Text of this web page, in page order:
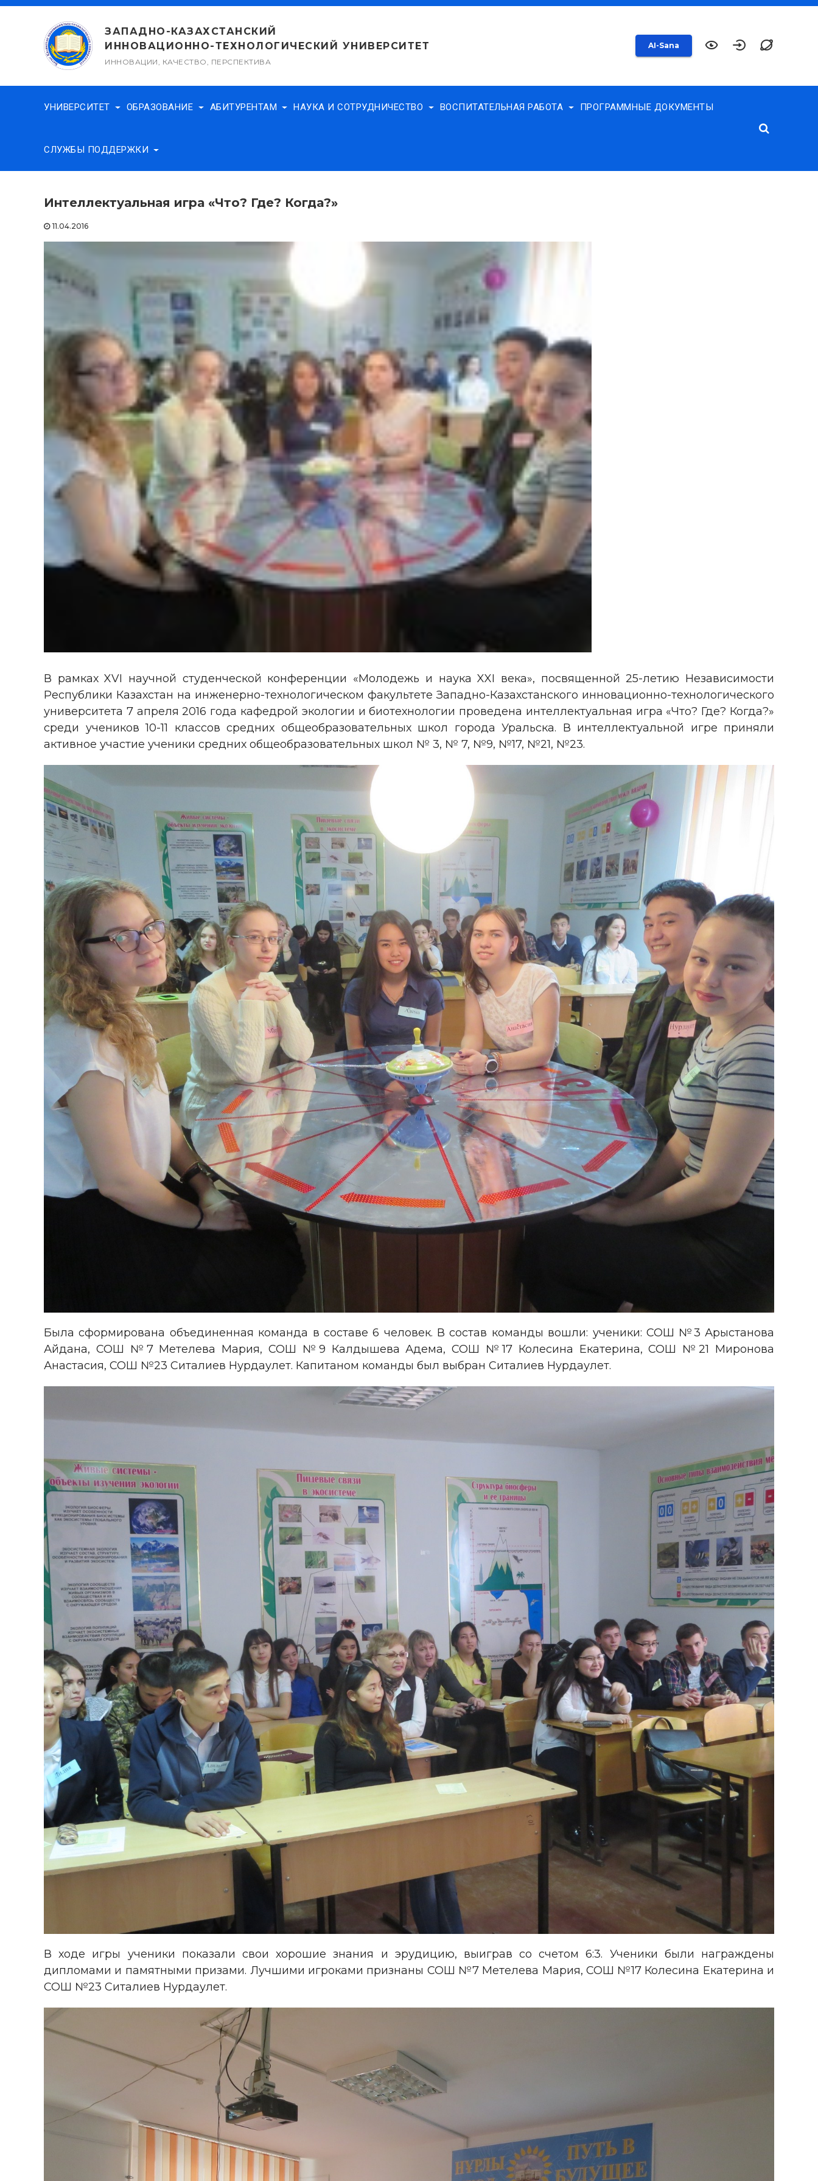
Перейти
содержимому
ЗАПАДНО-КАЗАХСТАНСКИЙ
ИННОВАЦИОННО-ТЕХНОЛОГИЧЕСКИЙ УНИВЕРСИТЕТ
ИННОВАЦИИ, КАЧЕСТВО, ПЕРСПЕКТИВА
AI-Sana
УНИВЕРСИТЕТ ОБРАЗОВАНИЕ АБИТУРЕНТАМ НАУКА И СОТРУДНИЧЕСТВО ВОСПИТАТЕЛЬНАЯ РАБОТА ПРОГРАММНЫЕ ДОКУМЕНТЫ
СЛУЖБЫ ПОДДЕРЖКИ
Интеллектуальная игра «Что? Где? Когда?»
11.04.2016
В рамках XVI научной студенческой конференции «Молодежь и наука XXI века», посвященной 25-летию Независимости
Республики Казахстан на инженерно-технологическом факультете Западно-Казахстанского инновационно-технологического
университета 7 апреля 2016 года кафедрой экологии и биотехнологии проведена интеллектуальная игра «Что? Где? Когда?»
среди учеников 10-11 классов средних общеобразовательных школ города Уральска. В интеллектуальной игре приняли
активное участие ученики средних общеобразовательных школ № 3, № 7, №9, №17, №21, №23.
Была сформирована объединенная команда в составе 6 человек. В состав команды вошли: ученики: СОШ №3 Арыстанова
Айдана, СОШ №7 Метелева Мария, СОШ №9 Калдышева Адема, СОШ №17 Колесина Екатерина, СОШ №21 Миронова
Анастасия, СОШ №23 Ситалиев Нурдаулет. Капитаном команды был выбран Ситалиев Нурдаулет.
В ходе игры ученики показали свои хорошие знания и эрудицию, выиграв со счетом 6:3. Ученики были награждены
дипломами и памятными призами. Лучшими игроками признаны СОШ №7 Метелева Мария, СОШ №17 Колесина Екатерина и
СОШ №23 Ситалиев Нурдаулет.